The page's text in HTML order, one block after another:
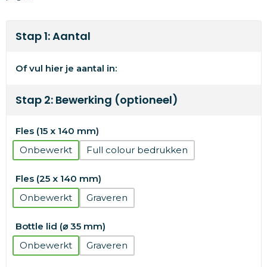
Stap 1: Aantal
Of vul hier je aantal in:
Stap 2: Bewerking (optioneel)
Fles (15 x 140 mm)
Onbewerkt
Full colour
Fles (25 x 140 mm)
Onbewerkt
Graveren
Bottle lid (⌀ 35 mm)
Onbewerkt
Graveren